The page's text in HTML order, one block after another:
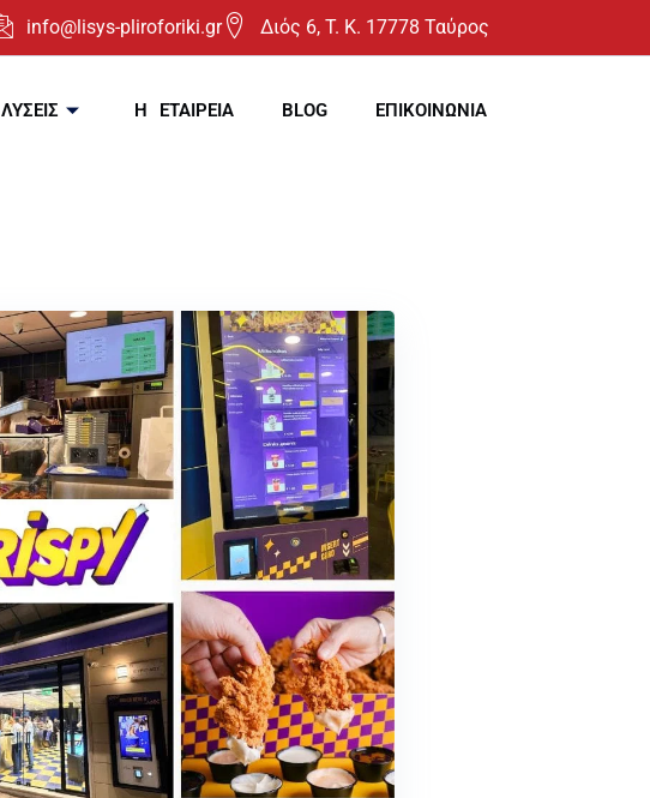
info@lisys-pliroforiki.gr Διός 6, T. K. 17778 Ταύρος
ΛΥΣΕΙΣ Η ΕΤΑΙΡΕΙΑ BLOG ΕΠΙΚΟΙΝΩΝΙΑ